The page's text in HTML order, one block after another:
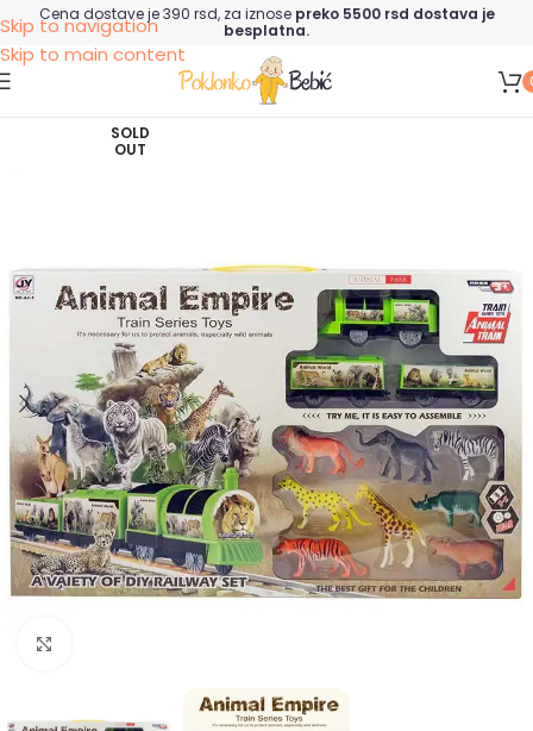
Skip to navigation
Skip to main content
Cena dostave je 390 rsd, za iznose preko 5500 rsd dostava je
besplatna.
SOLD
OUT